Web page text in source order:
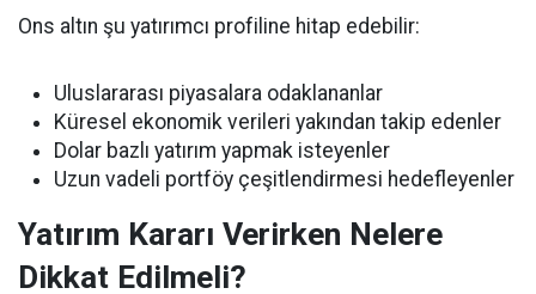
Ons altın şu yatırımcı profiline hitap edebilir:
Uluslararası piyasalara odaklananlar
Küresel ekonomik verileri yakından takip edenler
Dolar bazlı yatırım yapmak isteyenler
Uzun vadeli portföy çeşitlendirmesi hedefleyenler
Yatırım Kararı Verirken Nelere
Dikkat Edilmeli?